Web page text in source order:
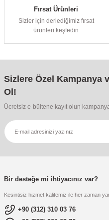
Fırsat Ürünleri
Sizler için derlediğimiz fırsat
ürünleri keşfedin
Sizlere Özel Kampanya
Ol!
Ücretsiz e-bültene kayıt olun
Bir desteğe mi ihtiyacınız var?
Kesintisiz hizmet kalitemiz ile her zaman
+90 (312) 310 03 76